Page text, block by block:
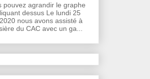
pouvez agrandir le graphe
dessus Le lundi 25
nous avons assisté à
du CAC avec un ga...